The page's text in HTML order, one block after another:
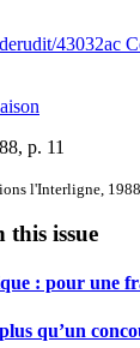
43032ac
, p. 11
l'Interligne, 1988
this issue
: pour une
qu’un